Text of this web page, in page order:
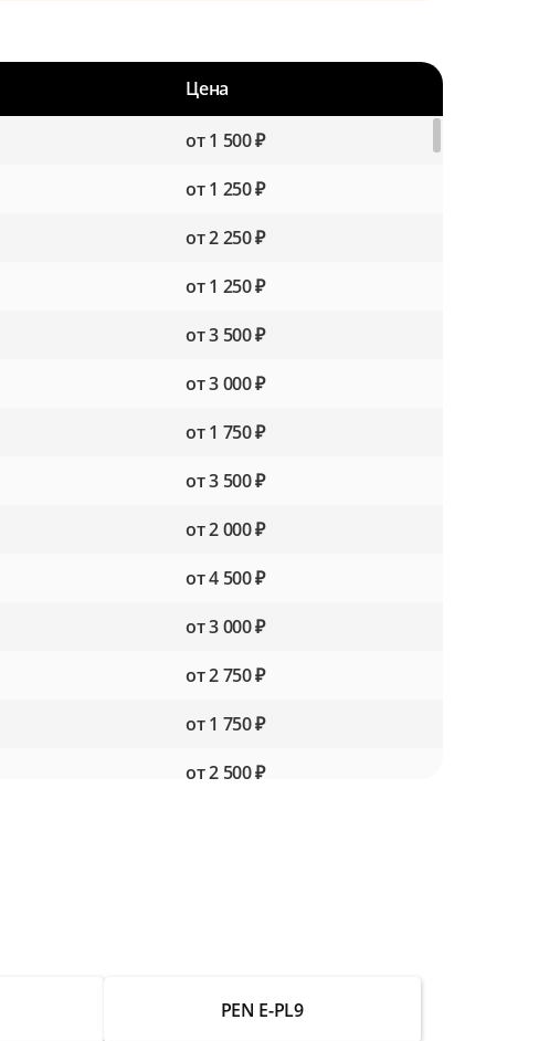
Цена
от 1 500 ₽
от 1 250 ₽
от 2 250 ₽
от 1 250 ₽
от 3 500 ₽
от 3 000 ₽
от 1 750 ₽
от 3 500 ₽
от 2 000 ₽
от 4 500 ₽
от 3 000 ₽
от 2 750 ₽
от 1 750 ₽
от 2 500 ₽
от 1 250 ₽
PEN E-PL9